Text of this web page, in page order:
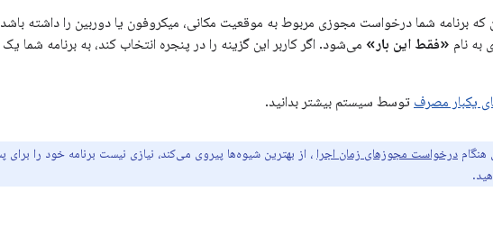
بعد، هر زمان که برنامه شما درخواست مجوزی مربوط به موقعیت مکانی، میکروفون یا دوربین را داشته
به نام «فقط این بار» می‌شود. اگر کاربر این گزینه را در پنجره انتخاب کند، به برنامه شما یک
یکبار مصرف توسط سیستم بیشتر بدانید.
هنگام درخواست مجوزهای زمان اجرا ، از بهترین شیوه‌ها پیروی می‌کند، نیازی نیست برنامه خود را برای